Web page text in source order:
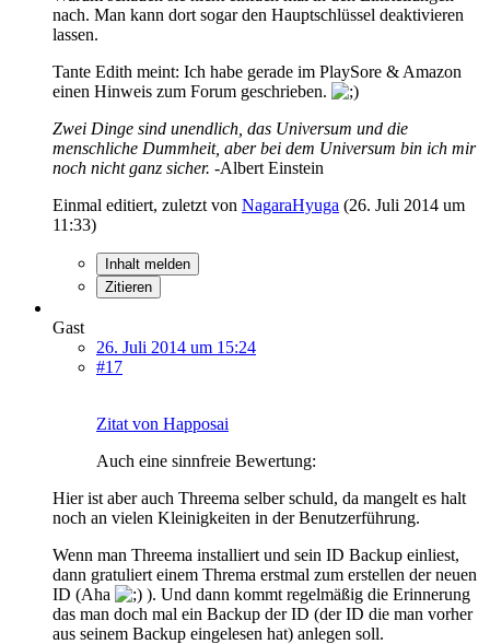
nach. Man kann dort sogar den Hauptschlüssel deaktivieren
lassen.
Tante Edith meint: Ich habe gerade im PlaySore & Amazon
einen Hinweis zum Forum geschrieben.
Zwei Dinge sind unendlich, das Universum und die
menschliche Dummheit, aber bei dem Universum bin ich mir
noch nicht ganz sicher. -Albert Einstein
Einmal editiert, zuletzt von NagaraHyuga (26. Juli 2014 um
11:33)
Inhalt melden
Zitieren
Gast
26. Juli 2014 um 15:24
#17
Zitat von Happosai
Auch eine sinnfreie Bewertung:
Hier ist aber auch Threema selber schuld, da mangelt es halt
noch an vielen Kleinigkeiten in der Benutzerführung.
Wenn man Threema installiert und sein ID Backup einliest,
dann gratuliert einem Threma erstmal zum erstellen der neuen
ID (Aha
). Und dann kommt regelmäßig die Erinnerung
das man doch mal ein Backup der ID (der ID die man vorher
aus seinem Backup eingelesen hat) anlegen soll.